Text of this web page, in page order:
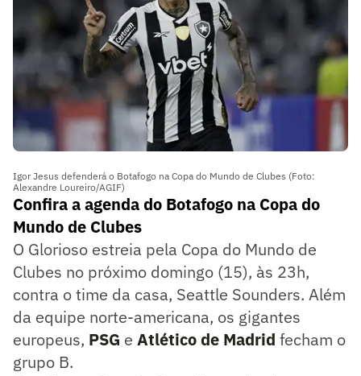
Igor Jesus defenderá o Botafogo na Copa do Mundo de Clubes (Foto:
Alexandre Loureiro/AGIF)
Confira a agenda do Botafogo na Copa do
Mundo de Clubes
O Glorioso estreia pela Copa do Mundo de
Clubes no próximo domingo (15), às 23h,
contra o time da casa, Seattle Sounders. Além
da equipe norte-americana, os gigantes
europeus, PSG e Atlético de Madrid fecham o
grupo B.